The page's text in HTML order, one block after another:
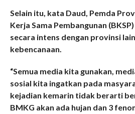
Selain itu, kata Daud, Pemda
Kerja Sama Pembangunan
secara intens dengan provinsi
kebencanaan.
“Semua media kita gunakan,
sosial kita ingatkan pada
kejadian kemarin tidak berarti
BMKG akan ada hujan dan 3